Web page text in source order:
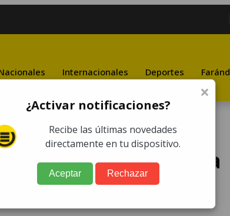
Internacionales Deportes
de tránsito en ruta
×
¿Activar notificaciones?
Recibe las últimas novedades
directamente en tu dispositivo.
Aceptar Rechazar